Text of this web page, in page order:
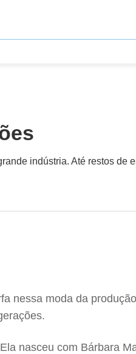
indústria. Até restos de
nessa moda da
nasceu com Bárbara